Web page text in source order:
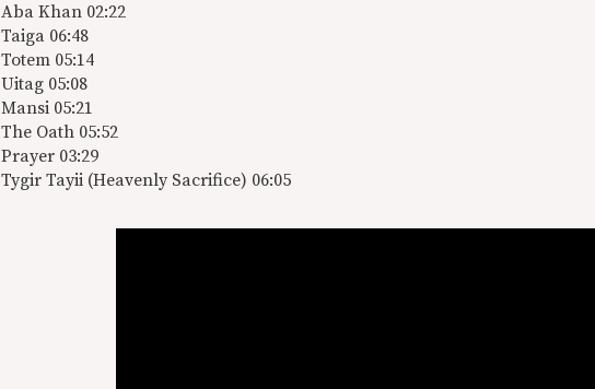
Aba Khan 02:22
Taiga 06:48
Totem 05:14
Uitag 05:08
Mansi 05:21
The Oath 05:52
Prayer 03:29
Tygir Tayii (Heavenly Sacrifice) 06:05